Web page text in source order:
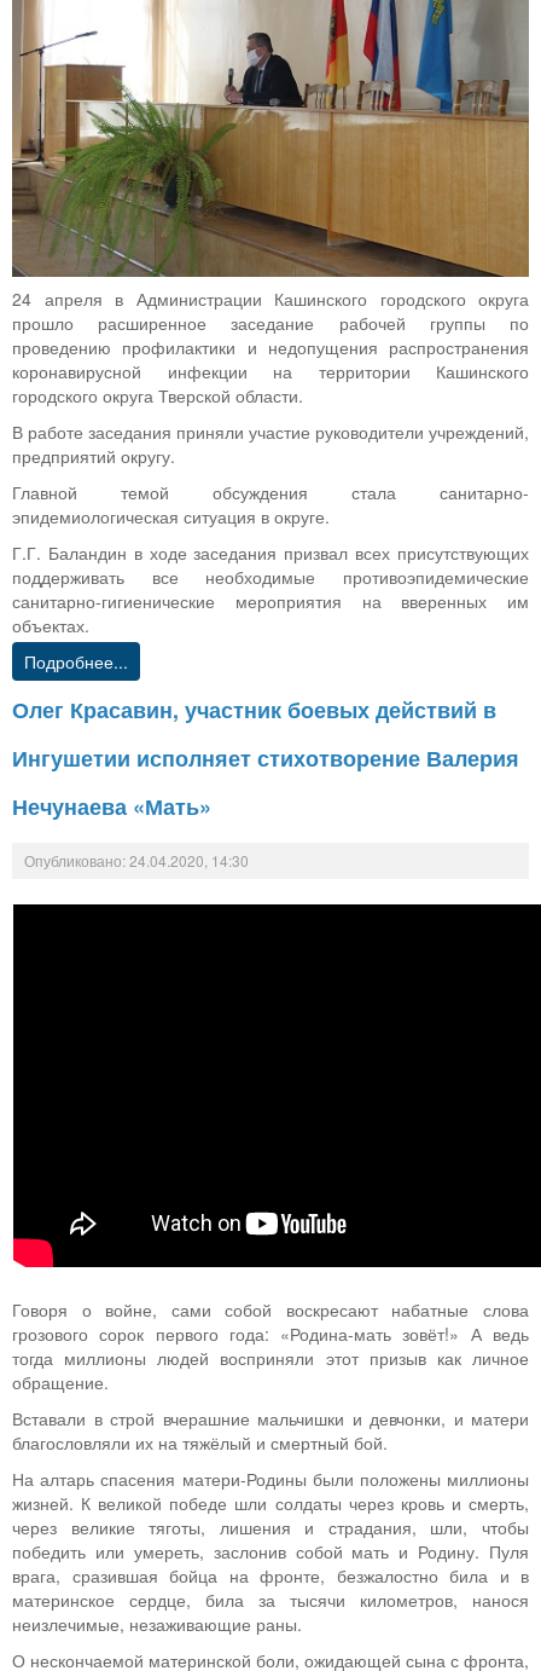
24 апреля в Администрации Кашинского городского округа
прошло расширенное заседание рабочей группы по
проведению профилактики и недопущения распространения
коронавирусной инфекции на территории Кашинского
городского округа Тверской области.
В работе заседания приняли участие руководители учреждений,
предприятий округу.
Главной темой обсуждения стала санитарно-
эпидемиологическая ситуация в округе.
Г.Г. Баландин в ходе заседания призвал всех присутствующих
поддерживать все необходимые противоэпидемические
санитарно-гигиенические мероприятия на вверенных им
объектах.
Подробнее...
Олег Красавин, участник боевых действий в
Ингушетии исполняет стихотворение Валерия
Нечунаева «Мать»
Опубликовано: 24.04.2020, 14:30
Говоря о войне, сами собой воскресают набатные слова
грозового сорок первого года: «Родина-мать зовёт!» А ведь
тогда миллионы людей восприняли этот призыв как личное
обращение.
Вставали в строй вчерашние мальчишки и девчонки, и матери
благословляли их на тяжёлый и смертный бой.
На алтарь спасения матери-Родины были положены миллионы
жизней. К великой победе шли солдаты через кровь и смерть,
через великие тяготы, лишения и страдания, шли, чтобы
победить или умереть, заслонив собой мать и Родину. Пуля
врага, сразившая бойца на фронте, безжалостно била и в
материнское сердце, била за тысячи километров, нанося
неизлечимые, незаживающие раны.
О нескончаемой материнской боли, ожидающей сына с фронта,